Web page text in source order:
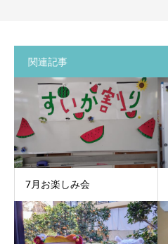
関連記事
7月お楽しみ会